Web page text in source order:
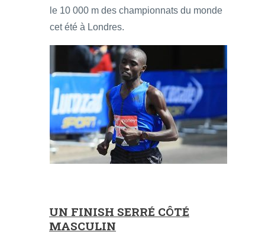
le 10 000 m des championnats du monde
cet été à Londres.
UN FINISH SERRÉ CÔTÉ
MASCULIN